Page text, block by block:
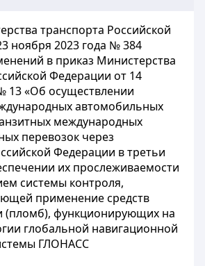
транспорта Российской
ноября 2023 года № 384
в приказ Министерства
Федерации от 14
13 «Об осуществлении
автомобильных
международных
перевозок через
Федерации в третьи
их прослеживаемости
системы контроля,
применение средств
(пломб), функционирующих на
глобальной навигационной
ГЛОНАСС